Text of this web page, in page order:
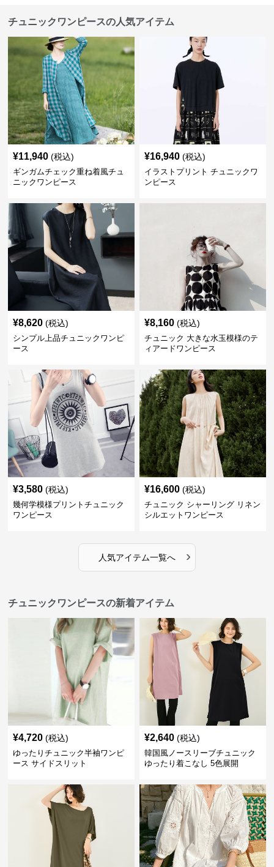
チュニックワンピースの人気アイテム
¥11,940 (税込)
ギンガムチェック重ね着風チュ
ニックワンピース
¥16,940 (税込)
イラストプリント チュニックワ
ンピース
¥8,620 (税込)
シンプル上品チュニックワンピ
ース
¥8,160 (税込)
チュニック 大きな水玉模様のテ
ィアードワンピース
¥3,580 (税込)
幾何学模様プリントチュニック
ワンピース
¥16,600 (税込)
チュニック シャーリング リネン
シルエットワンピース
人気アイテム一覧へ ›
チュニックワンピースの新着アイテム
¥4,720 (税込)
ゆったりチュニック半袖ワンピ
ース サイドスリット
¥2,640 (税込)
韓国風ノースリーブチュニック
ゆったり着こなし 5色展開